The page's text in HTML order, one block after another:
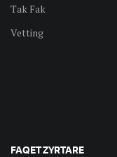
Tak Fak
Vetting
FAQET ZYRTARE